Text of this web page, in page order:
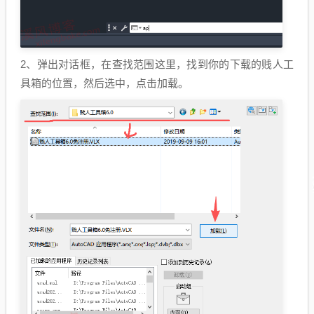
2、弹出对话框，在查找范围这里，找到你的下载的贱人工
具箱的位置，然后选中，点击加载。